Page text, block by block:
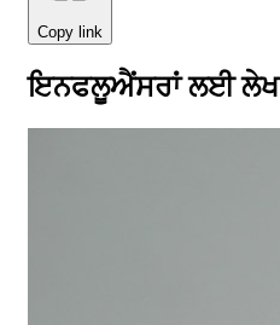
Copy link
ਇਨਫਲੂਐਂਸਰਾਂ ਲਈ ਲੇਖ